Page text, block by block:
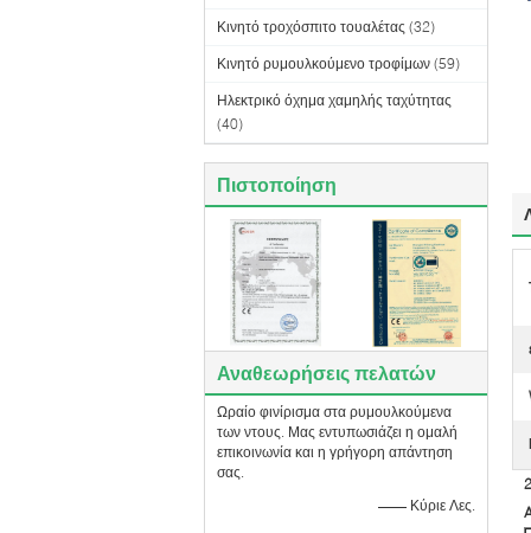
Κινητό τροχόσπιτο τουαλέτας (32)
Κινητό ρυμουλκούμενο τροφίμων (59)
Ηλεκτρικό όχημα χαμηλής ταχύτητας
(40)
Πιστοποίηση
Αναθεωρήσεις πελατών
Ωραίο φινίρισμα στα ρυμουλκούμενα
των ντους. Μας εντυπωσιάζει η ομαλή
επικοινωνία και η γρήγορη απάντηση
σας.
—— Κύριε Λες.